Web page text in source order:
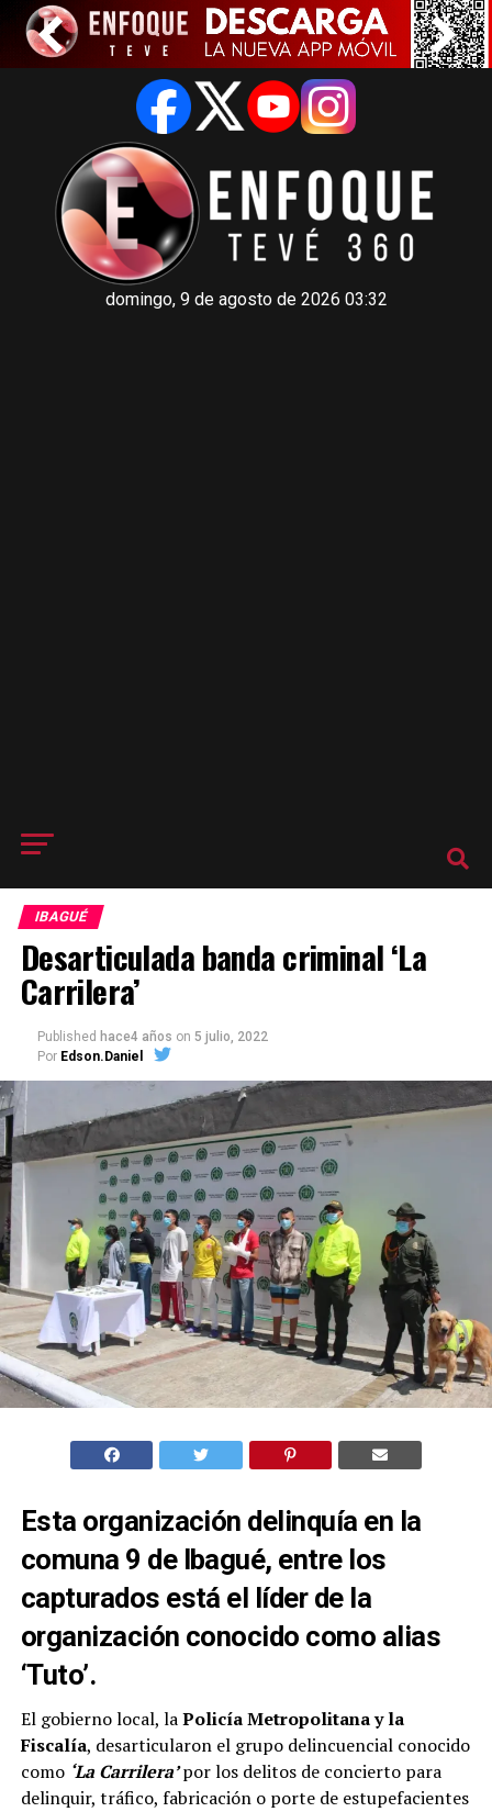
domingo, 9 de agosto de 2026 03:32
IBAGUÉ
Desarticulada banda criminal ‘La
Carrilera’
Published hace4 años on 5 julio, 2022
Por Edson.Daniel
Esta organización delinquía en la
comuna 9 de Ibagué, entre los
capturados está el líder de la
organización conocido como alias
‘Tuto’.
El gobierno local, laPolicía Metropolitana y la
Fiscalía, desarticularon el grupo delincuencial conocido
como ‘La Carrilera’por los delitos de concierto para
delinquir, tráfico, fabricación o porte de estupefacientes